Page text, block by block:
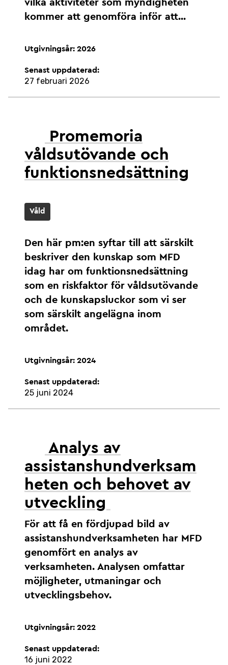
vilka aktiviteter som myndigheten
kommer att genomföra inför att...
Utgivningsår: 2026
Senast uppdaterad:
27 februari 2026
Promemoria
våldsutövande och
funktionsnedsättning
Våld
Den här pm:en syftar till att särskilt
beskriver den kunskap som MFD
idag har om funktionsnedsättning
som en riskfaktor för våldsutövande
och de kunskapsluckor som vi ser
som särskilt angelägna inom
området.
Utgivningsår: 2024
Senast uppdaterad:
25 juni 2024
Analys av
assistanshundverksam
heten och behovet av
utveckling
För att få en fördjupad bild av
assistanshundverksamheten har MFD
genomfört en analys av
verksamheten. Analysen omfattar
möjligheter, utmaningar och
utvecklingsbehov.
Utgivningsår: 2022
Senast uppdaterad:
16 juni 2022